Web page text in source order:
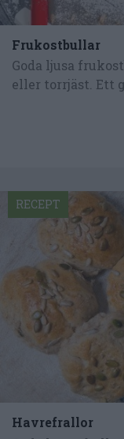
Frukostbullar
Goda ljusa
eller torrjäst. Ett
Havrefrallor
RECEPT